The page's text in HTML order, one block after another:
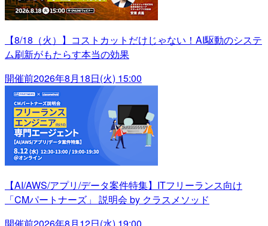
【8/18（火）】コストカットだけじゃない！AI駆動のシステ
ム刷新がもたらす本当の効果
開催前2026年8月18日(火) 15:00
【AI/AWS/アプリ/データ案件特集】ITフリーランス向け
「CMパートナーズ」 説明会 by クラスメソッド